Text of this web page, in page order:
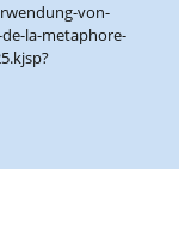
von-
la-metaphore-